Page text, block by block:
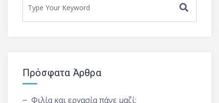
Πρόσφατα Άρθρα
Φιλία και εργασία πάνε μαζί;